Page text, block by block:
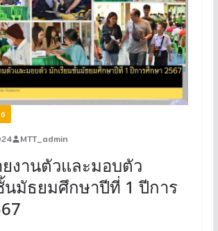
MTT_admin
งานตัวและมอบตัว
นมัธยมศึกษาปีที่ 1 ปีการ